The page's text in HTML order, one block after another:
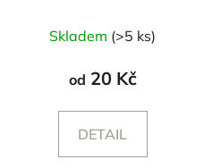
Skladem (>5 ks)
od 20 Kč
DETAIL